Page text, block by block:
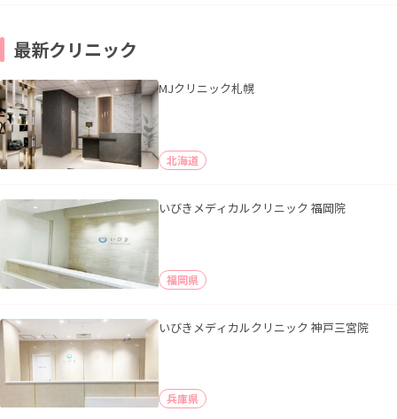
最新クリニック
MJクリニック札幌
北海道
いびきメディカルクリニック 福岡院
福岡県
いびきメディカルクリニック 神戸三宮院
兵庫県